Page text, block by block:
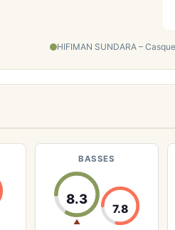
HIFIMAN SUNDARA –
BASSES
8.3
▲
7.8